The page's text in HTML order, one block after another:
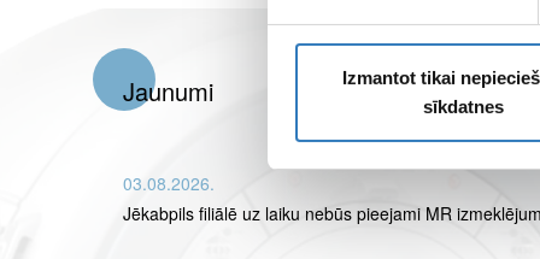
Izmantot tikai
sīkdatnes
Jaunumi
03.08.2026.
Jēkabpils filiālē uz laiku nebūs pieejami MR